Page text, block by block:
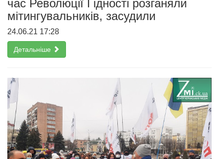
час Революції Гідності розганяли
мітингувальників, засудили
24.06.21 17:28
Детальніше